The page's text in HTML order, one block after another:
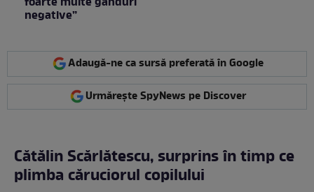
negative”
Adaugă-ne ca sursă preferată în Google
Urmărește SpyNews pe Discover
Cătălin Scărlătescu, surprins în timp ce
plimba căruciorul copilului